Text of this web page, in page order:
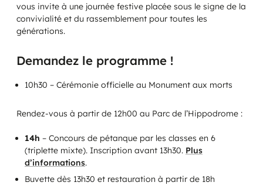
vous invite à une journée festive placée sous le signe de la
convivialité et du rassemblement pour toutes les
générations.
Demandez le programme !
10h30 – Cérémonie officielle au Monument aux morts
Rendez-vous à partir de 12h00 au Parc de l’Hippodrome :
14h – Concours de pétanque par les classes en 6
(triplette mixte). Inscription avant 13h30. Plus
d’informations.
Buvette dès 13h30 et restauration à partir de 18h